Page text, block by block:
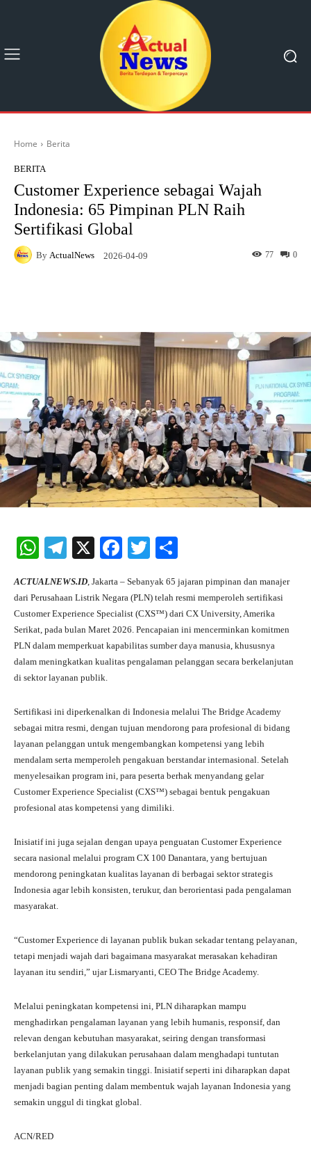
Home Berita
BERITA
Customer Experience sebagai Wajah
Indonesia: 65 Pimpinan PLN Raih
Sertifikasi Global
By ActualNews 2026-04-09 0
77
W
ts
A
pp
Te
gr
a
m
X
Fa
bo
ok
T
tte
r
re
ACTUALNEWS.ID, Jakarta – Sebanyak 65 jajaran pimpinan dan manajer
dari Perusahaan Listrik Negara (PLN) telah resmi memperoleh sertifikasi
Customer Experience Specialist (CXS™) dari CX University, Amerika
Serikat, pada bulan Maret 2026. Pencapaian ini mencerminkan komitmen
PLN dalam memperkuat kapabilitas sumber daya manusia, khususnya
dalam meningkatkan kualitas pengalaman pelanggan secara berkelanjutan
di sektor layanan publik.
Sertifikasi ini diperkenalkan di Indonesia melalui The Bridge Academy
sebagai mitra resmi, dengan tujuan mendorong para profesional di bidang
layanan pelanggan untuk mengembangkan kompetensi yang lebih
mendalam serta memperoleh pengakuan berstandar internasional. Setelah
menyelesaikan program ini, para peserta berhak menyandang gelar
Customer Experience Specialist (CXS™) sebagai bentuk pengakuan
profesional atas kompetensi yang dimiliki.
Inisiatif ini juga sejalan dengan upaya penguatan Customer Experience
secara nasional melalui program CX 100 Danantara, yang bertujuan
mendorong peningkatan kualitas layanan di berbagai sektor strategis
Indonesia agar lebih konsisten, terukur, dan berorientasi pada pengalaman
masyarakat.
“Customer Experience di layanan publik bukan sekadar tentang pelayanan,
tetapi menjadi wajah dari bagaimana masyarakat merasakan kehadiran
layanan itu sendiri,” ujar Lismaryanti, CEO The Bridge Academy.
Melalui peningkatan kompetensi ini, PLN diharapkan mampu
menghadirkan pengalaman layanan yang lebih humanis, responsif, dan
relevan dengan kebutuhan masyarakat, seiring dengan transformasi
berkelanjutan yang dilakukan perusahaan dalam menghadapi tuntutan
layanan publik yang semakin tinggi. Inisiatif seperti ini diharapkan dapat
menjadi bagian penting dalam membentuk wajah layanan Indonesia yang
semakin unggul di tingkat global.
ACN/RED